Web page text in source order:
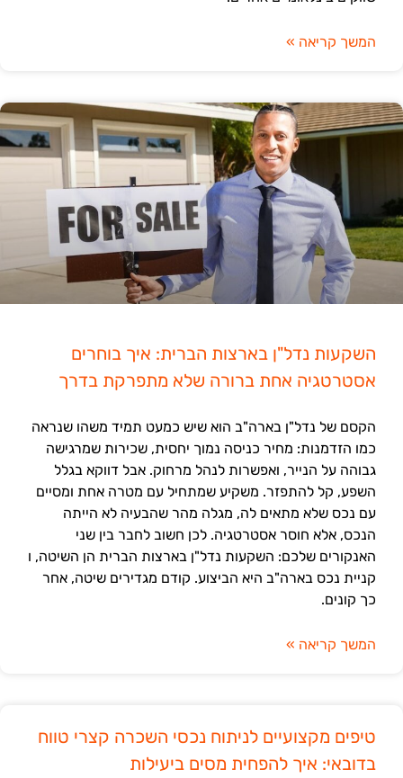
המשך קריאה »
השקעות נדל"ן בארצות הברית: איך בוחרים
אסטרטגיה אחת ברורה שלא מתפרקת בדרך
הקסם של נדל"ן בארה"ב הוא שיש כמעט תמיד משהו שנראה
כמו הזדמנות: מחיר כניסה נמוך יחסית, שכירות שמרגישה
גבוהה על הנייר, ואפשרות לנהל מרחוק. אבל דווקא בגלל
השפע, קל להתפזר. משקיע שמתחיל עם מטרה אחת ומסיים
עם נכס שלא מתאים לה, מגלה מהר שהבעיה לא הייתה
הנכס, אלא חוסר אסטרטגיה. לכן חשוב לחבר בין שני
האנקורים שלכם: השקעות נדל"ן בארצות הברית הן השיטה, ו
קניית נכס בארה"ב היא הביצוע. קודם מגדירים שיטה, אחר
כך קונים.
המשך קריאה »
טיפים מקצועיים לניתוח נכסי השכרה קצרי טווח
בדובאי: איך להפחית מסים ביעילות